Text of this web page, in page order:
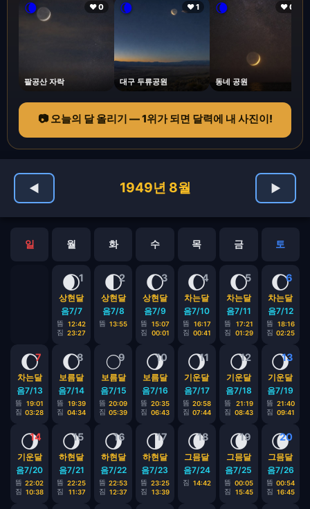
🌘 ❤ 0
팔공산 자락
🌘 ❤ 1
대구 두류공원
🌘 ❤ 0
동네 공원
📷 오늘의 달 올리기 — 1위가 되면 달력에 내 사진이!
◀ 1949년 8월 ▶
일 월 화 수 목 금 토
1
🌒
상현달
음7/7
뜸
12:42
짐 23:27
2
🌓
상현달
음7/8
뜸 13:55
3
🌔
상현달
음7/9
뜸
15:07
짐
00:01
4
🌔
차는달
음7/10
뜸
16:17
짐 00:41
5
🌔
차는달
음7/11
뜸
17:21
짐
01:29
6
🌔
차는달
음7/12
뜸
18:16
짐 02:25
7
🌔
차는달
음7/13
뜸
19:01
짐 03:28
8
🌔
보름달
음7/14
뜸
19:39
짐 04:34
9
🌕
보름달
음7/15
뜸 20:09
짐 05:39
10
🌖
보름달
음7/16
뜸 20:35
짐 06:43
11
🌖
기운달
음7/17
뜸 20:58
짐 07:44
12
🌖
기운달
음7/18
뜸
21:19
짐 08:43
13
🌖
기운달
음7/19
뜸 21:40
짐 09:41
14
🌖
기운달
음7/20
뜸 22:02
짐 10:38
15
🌖
하현달
음7/21
뜸 22:25
짐
11:37
16
🌖
하현달
음7/22
뜸 22:53
짐 12:37
17
🌗
하현달
음7/23
뜸 23:25
짐
13:39
18
🌘
그믐달
음7/24
짐 14:42
19
🌘
그믐달
음7/25
뜸 00:05
짐
15:45
20
🌘
그믐달
음7/26
뜸 00:54
짐 16:45